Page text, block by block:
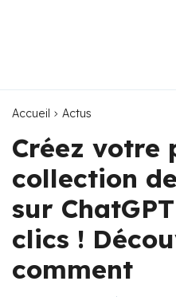
Accueil Actus
Créez votre
collection
sur
clics !
comment